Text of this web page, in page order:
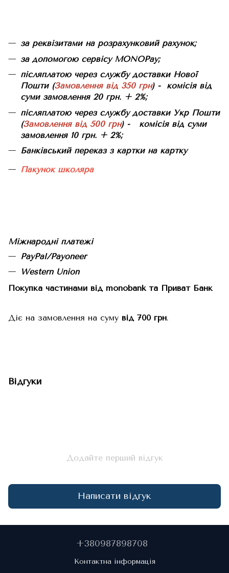
за реквізитами на розрахунковий рахунок;
за допомогою сервісу MONOPay;
післяплатою через службу доставки Нової
Пошти (Замовлення від 350 грн) - комісія від
суми замовлення 20 грн. + 2%;
післяплатою через службу доставки Укр Пошти
(Замовлення від 500 грн) - комісія від суми
замовлення 10 грн. + 2%;
Банківський переказ з картки на картку
Пакунок школяра
Міжнародні платежі
PayPal/Payoneer
Western Union
Покупка частинами від monobank та Приват Банк
Діє на замовлення на суму від 700 грн.
Відгуки
Додайте перший відгук
Написати відгук
+380987898708
Контактна інформація